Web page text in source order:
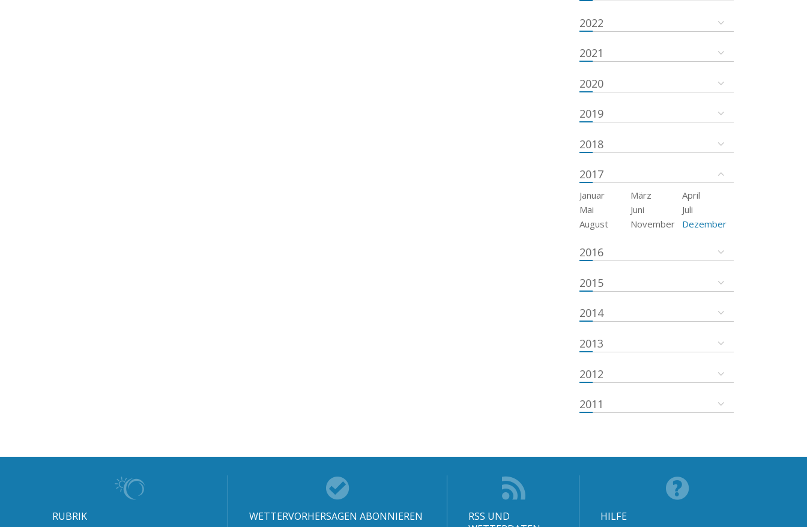
2022
2021
2020
2019
2018
2017
Januar März
April
Mai
Juni
Juli
August
November Dezember
2016
2015
2014
2013
2012
2011
RUBRIK WETTERVORHERSAGEN ABONNIEREN
RSS UND
HILFE